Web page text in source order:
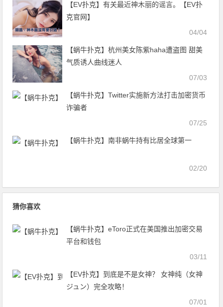
【EV扑克】有关最近神木丽的谣言。【EV扑
克官网】
04/04
【蜗牛扑克】杭州美女陈紫haha遭盗图 甜美
气质诱人曲线迷人
07/03
【蜗牛扑克】Twitter实施新方法打击加密货币
诈骗者
07/25
【蜗牛扑克】南非蜗牛持有比居全球第一
02/20
猜你喜欢
【蜗牛扑克】eToro正式在美国推出加密交易
平台和钱包
03/11
【EV扑克】到底是不是女神？ 女神纯（女神
ジュン）完全攻略！
07/01